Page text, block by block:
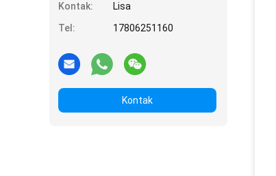
Kontak:
Lisa
Tel:
17806251160
Kontak